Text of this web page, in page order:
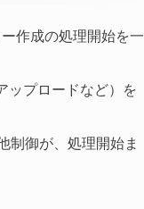
作成の処理開始を一
ップロードなど）を
制御が、処理開始ま